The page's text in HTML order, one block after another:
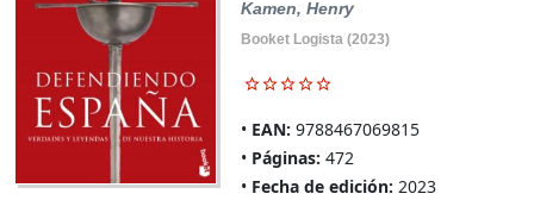
Kamen, Henry
Booket Logista (2023)
EAN: 9788467069815
Páginas: 472
Fecha de edición: 2023